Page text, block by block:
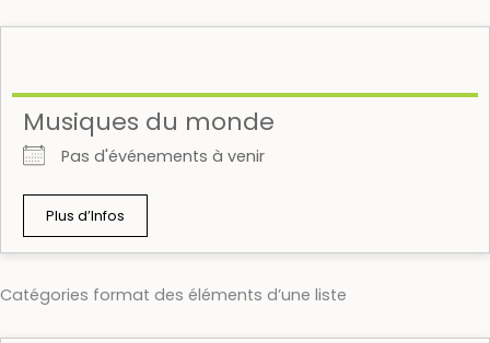
Musiques du monde
Pas d'événements à venir
Plus d’Infos
Catégories format des éléments d’une liste